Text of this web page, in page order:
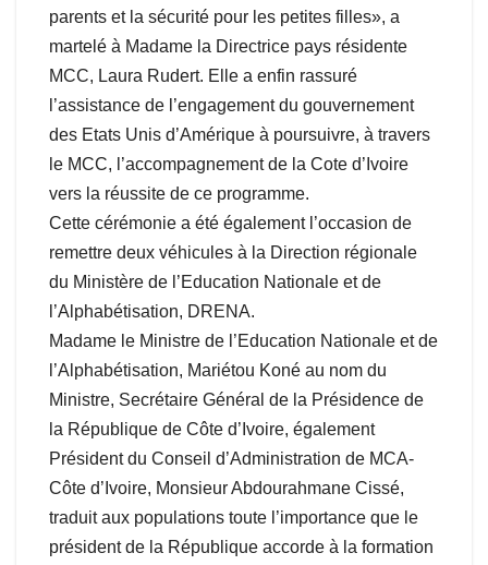
parents et la sécurité pour les petites filles», a
martelé à Madame la Directrice pays résidente
MCC, Laura Rudert. Elle a enfin rassuré
l’assistance de l’engagement du gouvernement
des Etats Unis d’Amérique à poursuivre, à travers
le MCC, l’accompagnement de la Cote d’Ivoire
vers la réussite de ce programme.
Cette cérémonie a été également l’occasion de
remettre deux véhicules à la Direction régionale
du Ministère de l’Education Nationale et de
l’Alphabétisation, DRENA.
Madame le Ministre de l’Education Nationale et de
l’Alphabétisation, Mariétou Koné au nom du
Ministre, Secrétaire Général de la Présidence de
la République de Côte d’Ivoire, également
Président du Conseil d’Administration de MCA-
Côte d’Ivoire, Monsieur Abdourahmane Cissé,
traduit aux populations toute l’importance que le
président de la République accorde à la formation